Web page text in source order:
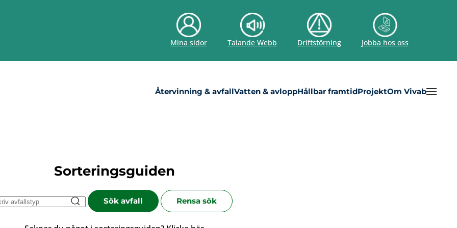
Mina sidor Talande Webb Driftstörning Jobba hos oss
Återvinning & avfallVatten & avloppHållbar framtidProjektOm Vivab
Sorteringsguiden
Sök avfall Rensa sök